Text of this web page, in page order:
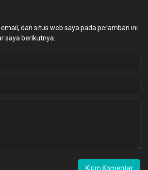
dan situs web saya pada peramban ini
saya berikutnya.